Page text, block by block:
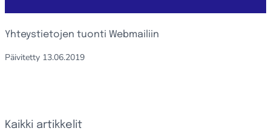
Yhteystietojen tuonti Webmailiin
Päivitetty 13.06.2019
Kaikki artikkelit